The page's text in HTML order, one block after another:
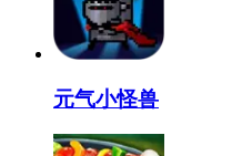
元气小怪兽